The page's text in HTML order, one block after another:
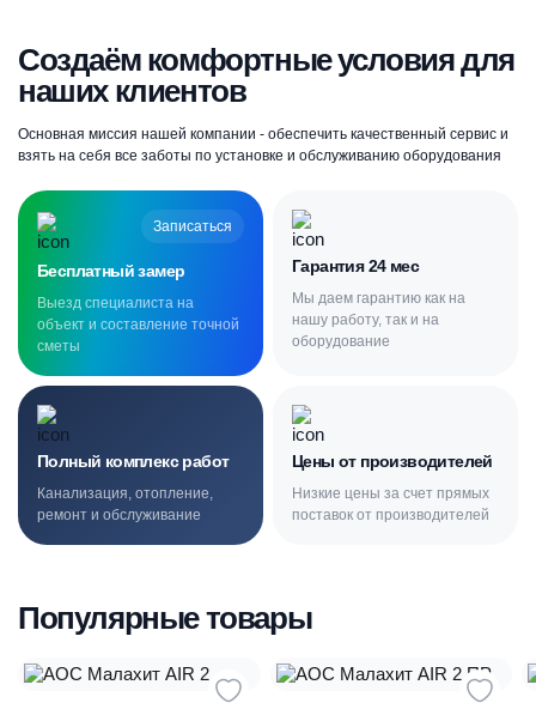
Создаём комфортные условия для
наших клиентов
Основная миссия нашей компании - обеспечить качественный сервис и
взять на себя все заботы по установке и обслуживанию оборудования
Записаться
Бесплатный замер
Выезд специалиста на
объект и составление точной
сметы
Гарантия 24 мес
Мы даем гарантию как на
нашу работу, так и на
оборудование
Полный комплекс работ
Канализация, отопление,
ремонт и обслуживание
Цены от производителей
Низкие цены за счет прямых
поставок от производителей
Популярные товары